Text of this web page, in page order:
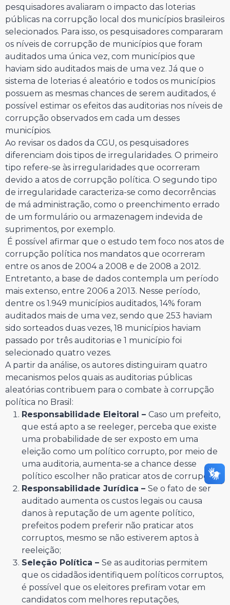
pesquisadores avaliaram o impacto das loterias
públicas na corrupção local dos municípios brasileiros
selecionados. Para isso, os pesquisadores compararam
os níveis de corrupção de municípios que foram
auditados uma única vez, com municípios que
haviam sido auditados mais de uma vez. Já que o
sistema de loterias é aleatório e todos os municípios
possuem as mesmas chances de serem auditados, é
possível estimar os efeitos das auditorias nos níveis de
corrupção observados em cada um desses
municípios.
Ao revisar os dados da CGU, os pesquisadores
diferenciam dois tipos de irregularidades. O primeiro
tipo refere-se às irregularidades que ocorreram
devido a atos de corrupção política. O segundo tipo
de irregularidade caracteriza-se como decorrências
de má administração, como o preenchimento errado
de um formulário ou armazenagem indevida de
suprimentos, por exemplo.
É possível afirmar que o estudo tem foco nos atos de
corrupção política nos mandatos que ocorreram
entre os anos de 2004 a 2008 e de 2008 a 2012.
Entretanto, a base de dados contempla um período
mais extenso, entre 2006 a 2013. Nesse período,
dentre os 1.949 municípios auditados, 14% foram
auditados mais de uma vez, sendo que 253 haviam
sido sorteados duas vezes, 18 municípios haviam
passado por três auditorias e 1 município foi
selecionado quatro vezes.
A partir da análise, os autores distinguiram quatro
mecanismos pelos quais as auditorias públicas
aleatórias contribuem para o combate à corrupção
política no Brasil:
Responsabilidade Eleitoral – Caso um prefeito,
que está apto a se reeleger, perceba que existe
uma probabilidade de ser exposto em uma
eleição como um político corrupto, por meio de
uma auditoria, aumenta-se a chance desse
político escolher não praticar atos de corrupção;
Responsabilidade Jurídica – Se o fato de ser
auditado aumenta os custos legais ou causa
danos à reputação de um agente político,
prefeitos podem preferir não praticar atos
corruptos, mesmo se não estiverem aptos à
reeleição;
Seleção Política – Se as auditorias permitem
que os cidadãos identifiquem políticos corruptos,
é possível que os eleitores prefiram votar em
candidatos com melhores reputações,